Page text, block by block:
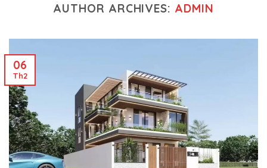
AUTHOR ARCHIVES: ADMIN
06
Th2